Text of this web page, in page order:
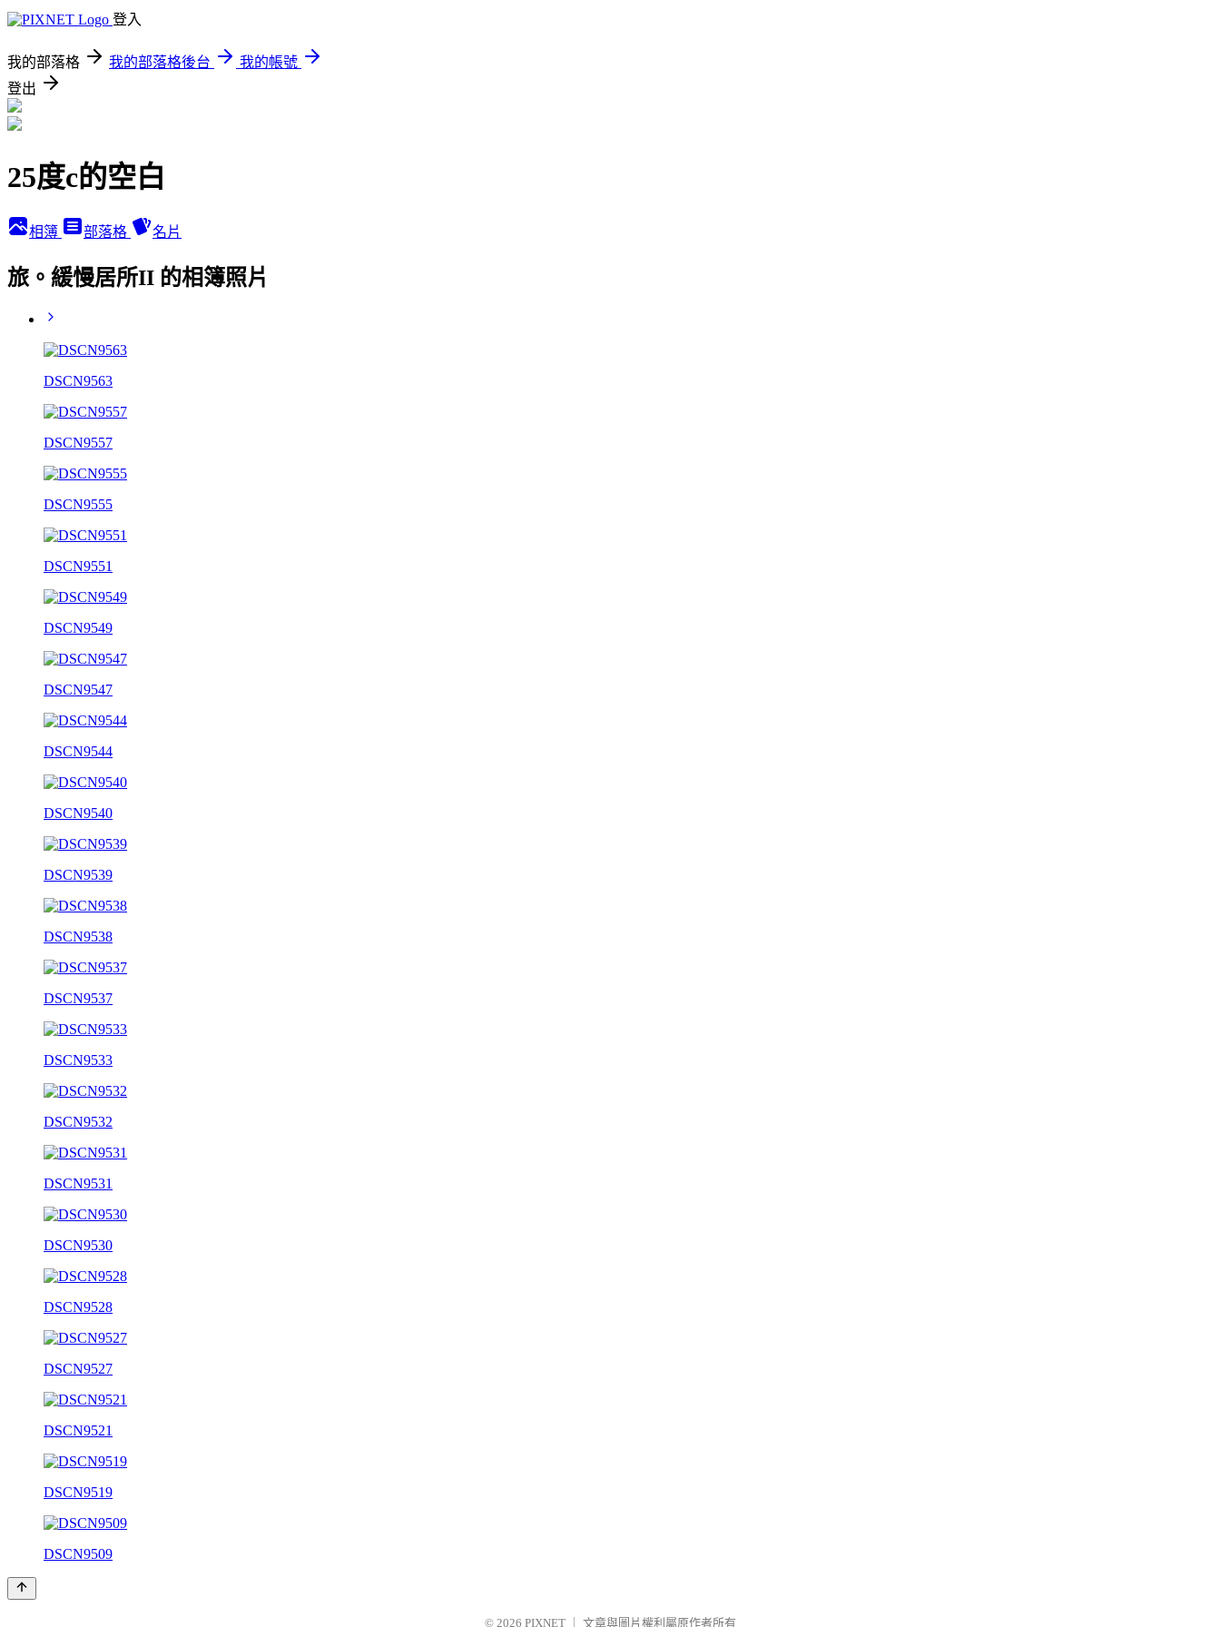
登入
我的部落格 我的部落格後台
我的帳號
登出
25度c的空白
相簿 部落格 名片
旅。緩慢居所II 的相簿照片
DSCN9563
DSCN9557
DSCN9555
DSCN9551
DSCN9549
DSCN9547
DSCN9544
DSCN9540
DSCN9539
DSCN9538
DSCN9537
DSCN9533
DSCN9532
DSCN9531
DSCN9530
DSCN9528
DSCN9527
DSCN9521
DSCN9519
DSCN9509
© 2026 PIXNET 文章與圖片權利屬原作者所有